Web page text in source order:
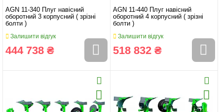
AGN 11-340 Плуг навісний
оборотний 3 корпусний ( зрізні
болти )
Залишити відгук
444 738 ₴
AGN 11-440 Плуг навісний
оборотний 4 корпусний ( зрізні
болти )
Залишити відгук
518 832 ₴